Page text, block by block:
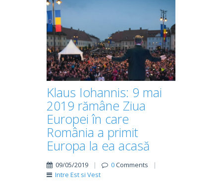
Klaus Iohannis: 9 mai
2019 rămâne Ziua
Europei în care
România a primit
Europa la ea acasă
09/05/2019 | 0Comments
|
Intre Est si Vest